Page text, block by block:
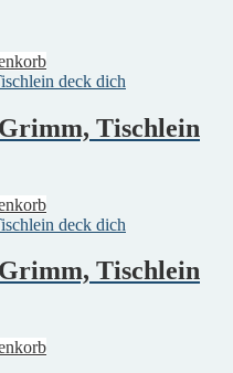
Tischlein
Tischlein